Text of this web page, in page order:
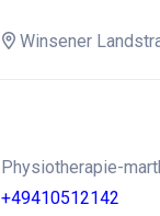
Winsener
Physiotherapie-
+49410512142